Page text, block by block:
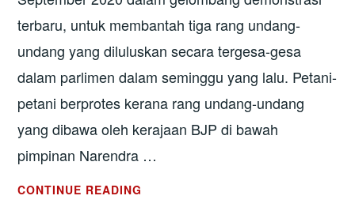
terbaru, untuk membantah tiga rang undang-
undang yang diluluskan secara tergesa-gesa
dalam parlimen dalam seminggu yang lalu. Petani-
petani berprotes kerana rang undang-undang
yang dibawa oleh kerajaan BJP di bawah
pimpinan Narendra …
CONTINUE READING